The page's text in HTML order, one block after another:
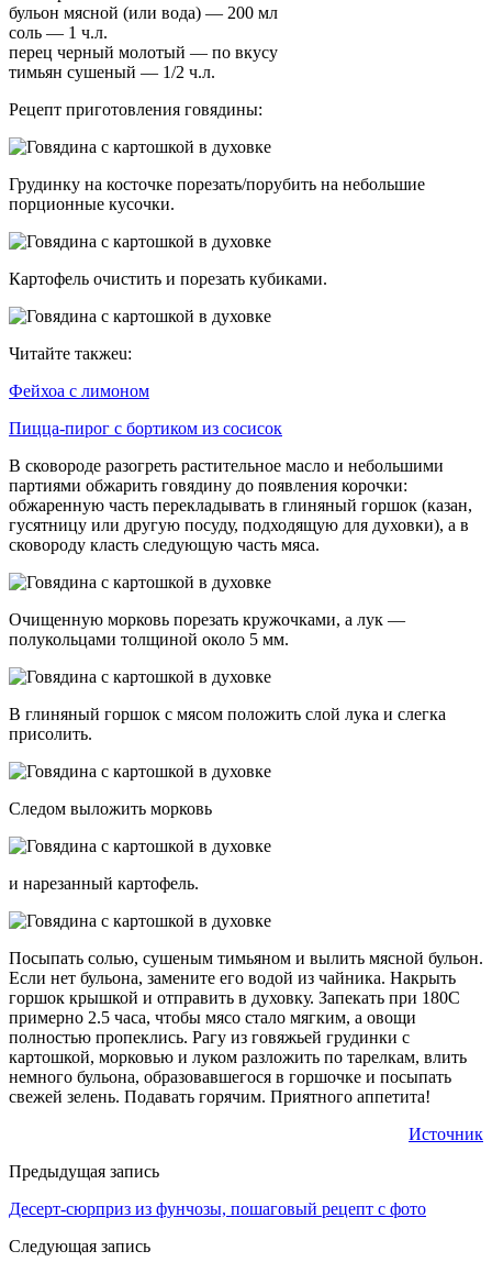
бульон мясной (или вода) — 200 мл
соль — 1 ч.л.
перец черный молотый — по вкусу
тимьян сушеный — 1/2 ч.л.
Рецепт приготовления говядины:
Грудинку на косточке порезать/порубить на небольшие
порционные кусочки.
Картофель очистить и порезать кубиками.
Читайте такжеu:
Фейхоа с лимоном
Пицца-пирог с бортиком из сосисок
В сковороде разогреть растительное масло и небольшими
партиями обжарить говядину до появления корочки:
обжаренную часть перекладывать в глиняный горшок (казан,
гусятницу или другую посуду, подходящую для духовки), а в
сковороду класть следующую часть мяса.
Очищенную морковь порезать кружочками, а лук —
полукольцами толщиной около 5 мм.
В глиняный горшок с мясом положить слой лука и слегка
присолить.
Следом выложить морковь
и нарезанный картофель.
Посыпать солью, сушеным тимьяном и вылить мясной бульон.
Если нет бульона, замените его водой из чайника. Накрыть
горшок крышкой и отправить в духовку. Запекать при 180С
примерно 2.5 часа, чтобы мясо стало мягким, а овощи
полностью пропеклись. Рагу из говяжьей грудинки с
картошкой, морковью и луком разложить по тарелкам, влить
немного бульона, образовавшегося в горшочке и посыпать
свежей зелень. Подавать горячим. Приятного аппетита!
Источник
Предыдущая запись
Десерт-сюрприз из фунчозы, пошаговый рецепт с фото
Следующая запись